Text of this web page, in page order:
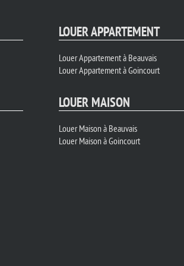
LOUER APPARTEMENT
Louer Appartement à Beauvais
Louer Appartement à Goincourt
LOUER MAISON
Louer Maison à Beauvais
Louer Maison à Goincourt